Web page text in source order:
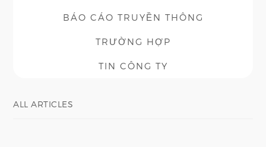
BÁO CÁO TRUYỀN THÔNG
TRƯỜNG HỢP
TIN CÔNG TY
ALL ARTICLES